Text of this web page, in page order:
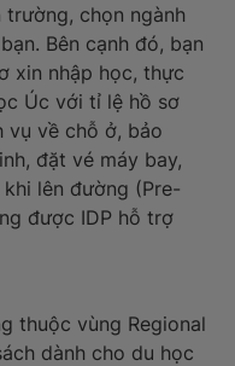
trường, chọn ngành
Bên cạnh đó, bạn
xin nhập học, thực
Úc với tỉ lệ hồ sơ
vụ về chỗ ở, bảo
đặt vé máy bay,
lên đường (Pre-
được IDP hỗ trợ
thuộc vùng Regional
dành cho du học